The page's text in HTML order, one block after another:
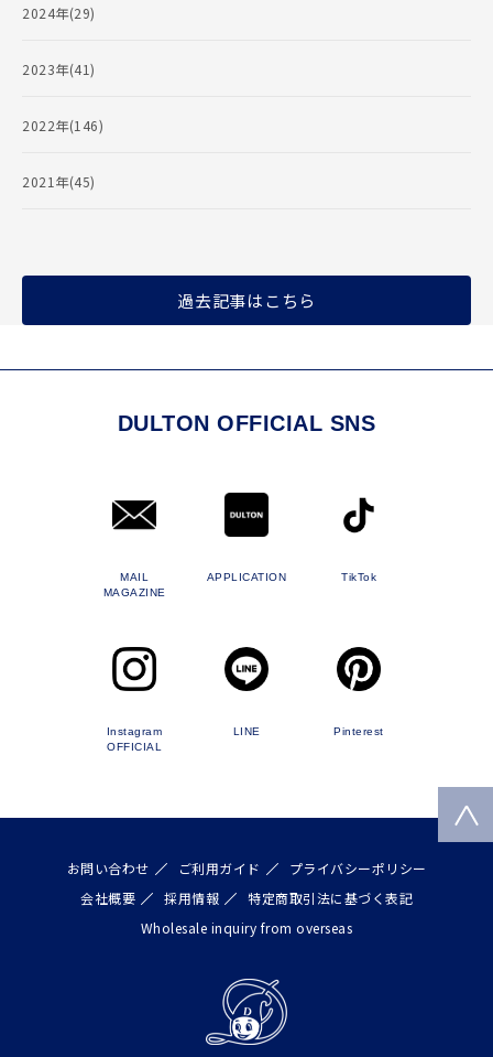
2024年(29)
2023年(41)
2022年(146)
2021年(45)
過去記事はこちら
DULTON OFFICIAL SNS
MAIL
MAGAZINE
APPLICATION TikTok
Instagram
OFFICIAL
LINE Pinterest
お問い合わせ ご利用ガイド
プライバシーポリシー
会社概要
採用情報
特定商取引法に基づく表記
Wholesale inquiry from overseas